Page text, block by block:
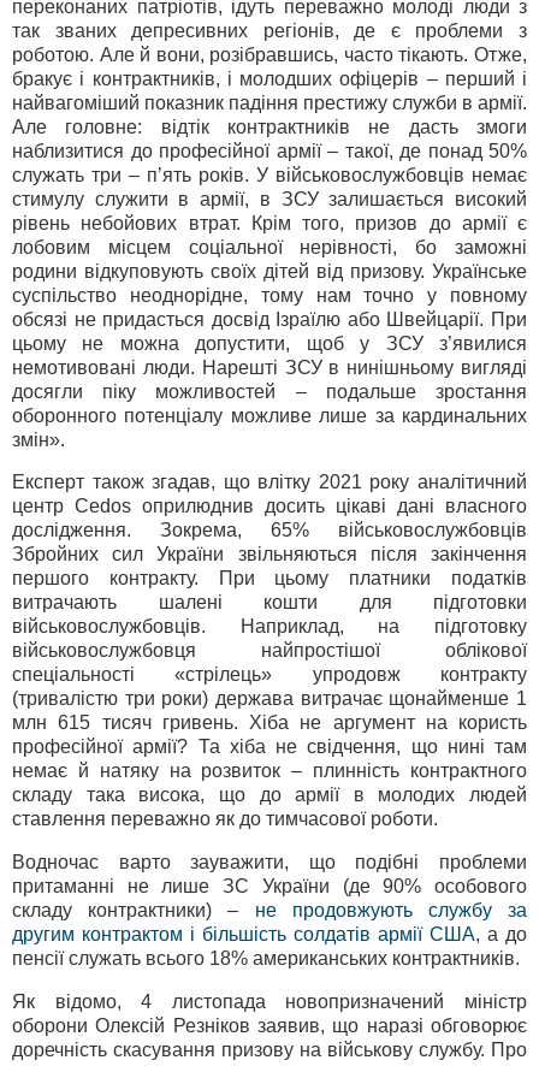
переконаних патріотів, ідуть переважно молоді люди з
так званих депресивних регіонів, де є проблеми з
роботою. Але й вони, розібравшись, часто тікають. Отже,
бракує і контрактників, і молодших офіцерів – перший і
найвагоміший показник падіння престижу служби в армії.
Але головне: відтік контрактників не дасть змоги
наблизитися до професійної армії – такої, де понад 50%
служать три – п’ять років. У військовослужбовців немає
стимулу служити в армії, в ЗСУ залишається високий
рівень небойових втрат. Крім того, призов до армії є
лобовим місцем соціальної нерівності, бо заможні
родини відкуповують своїх дітей від призову. Українське
суспільство неоднорідне, тому нам точно у повному
обсязі не придасться досвід Ізраїлю або Швейцарії. При
цьому не можна допустити, щоб у ЗСУ з’явилися
немотивовані люди. Нарешті ЗСУ в нинішньому вигляді
досягли піку можливостей – подальше зростання
оборонного потенціалу можливе лише за кардинальних
змін».
Експерт також згадав, що влітку 2021 року аналітичний
центр Cedos оприлюднив досить цікаві дані власного
дослідження. Зокрема, 65% військовослужбовців
Збройних сил України звільняються після закінчення
першого контракту. При цьому платники податків
витрачають шалені кошти для підготовки
військовослужбовців. Наприклад, на підготовку
військовослужбовця найпростішої облікової
спеціальності «стрілець» упродовж контракту
(тривалістю три роки) держава витрачає щонайменше 1
млн 615 тисяч гривень. Хіба не аргумент на користь
професійної армії? Та хіба не свідчення, що нині там
немає й натяку на розвиток – плинність контрактного
складу така висока, що до армії в молодих людей
ставлення переважно як до тимчасової роботи.
Водночас варто зауважити, що подібні проблеми
притаманні не лише ЗС України (де 90% особового
складу контрактники) – не продовжують службу за
другим контрактом і більшість солдатів армії США, а до
пенсії служать всього 18% американських контрактників.
Як відомо, 4 листопада новопризначений міністр
оборони Олексій Резніков заявив, що наразі обговорює
доречність скасування призову на військову службу. Про